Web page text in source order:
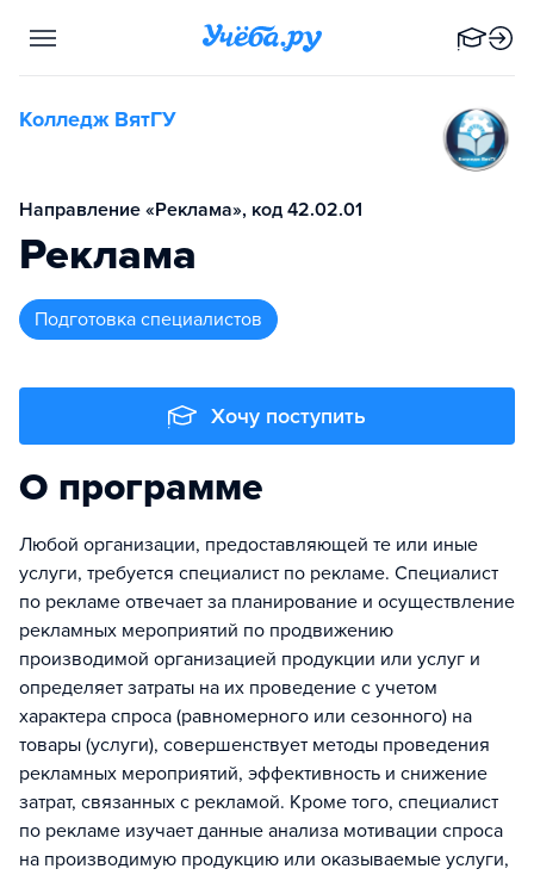
Колледж ВятГУ
Направление «Реклама», код 42.02.01
Реклама
подготовка специалистов
Хочу поступить
О программе
Любой организации, предоставляющей те или иные
услуги, требуется специалист по рекламе. Специалист
по рекламе отвечает за планирование и осуществление
рекламных мероприятий по продвижению
производимой организацией продукции или услуг и
определяет затраты на их проведение с учетом
характера спроса (равномерного или сезонного) на
товары (услуги), совершенствует методы проведения
рекламных мероприятий, эффективность и снижение
затрат, связанных с рекламой. Кроме того, специалист
по рекламе изучает данные анализа мотивации спроса
на производимую продукцию или оказываемые услуги,